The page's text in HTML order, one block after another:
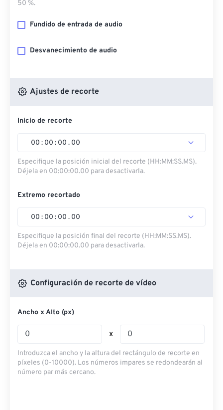
50 %.
Fundido de entrada de audio
Desvanecimiento de audio
Ajustes de recorte
Inicio de recorte
00 : 00 : 00 . 00
Especifique la posición inicial del recorte (HH:MM:SS.MS).
Déjela en 00:00:00.00 para desactivarla.
Extremo recortado
00 : 00 : 00 . 00
Especifique la posición final del recorte (HH:MM:SS.MS).
Déjela en 00:00:00.00 para desactivarla.
Configuración de recorte de vídeo
Ancho x Alto (px)
x
Introduzca el ancho y la altura del rectángulo de recorte en
píxeles (0-10000). Los números impares se redondearán al
número par más cercano.